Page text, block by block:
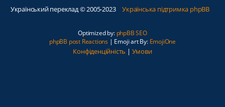
Український переклад © 2005-2023 Українська підтримка phpBB
Optimized by: phpBB SEO
phpBB post Reactions| Emoji art By: EmojiOne
Конфіденційність | Умови